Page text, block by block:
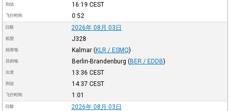
到达 16:19 CEST
飞行时间 0:52
日期 2026年 08月 03日
机型 J328
始发地 Kalmar (KLR / ESMQ)
目的地 Berlin-Brandenburg (BER / EDDB)
出发 13:36 CEST
到达 14:37 CEST
飞行时间 1:01
日期 2026年 08月 03日